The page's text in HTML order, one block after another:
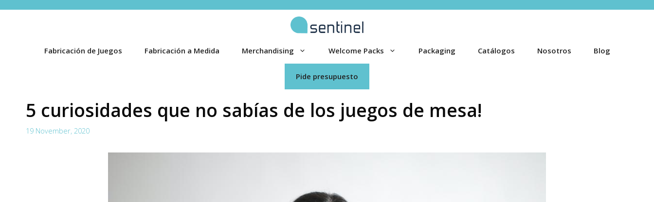
Fabricación de Juegos Fabricación a Medida Merchandising Welcome Packs Packaging Catálogos Nosotros Blog
Pide presupuesto
5 curiosidades que no sabías de los juegos de mesa!
19 November, 2020